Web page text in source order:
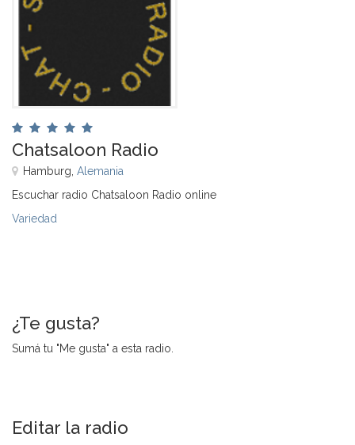
Chatsaloon Radio
Hamburg, Alemania
Escuchar radio Chatsaloon Radio online
Variedad
¿Te gusta?
Sumá tu "Me gusta" a esta radio.
Editar la radio